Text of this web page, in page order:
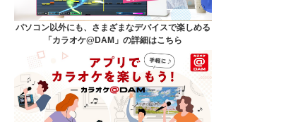
ユーザー検索
キャンペーン
よくあるご質問
パソコン以外にも、さまざまなデバイスで楽しめる
「カラオケ@DAM」の詳細はこちら